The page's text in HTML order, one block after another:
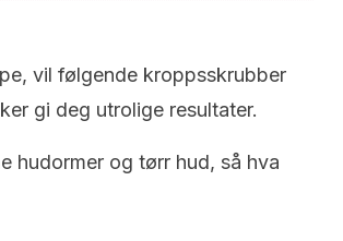
vil følgende kroppsskrubber
gi deg utrolige resultater.
hudormer og tørr hud, så hva